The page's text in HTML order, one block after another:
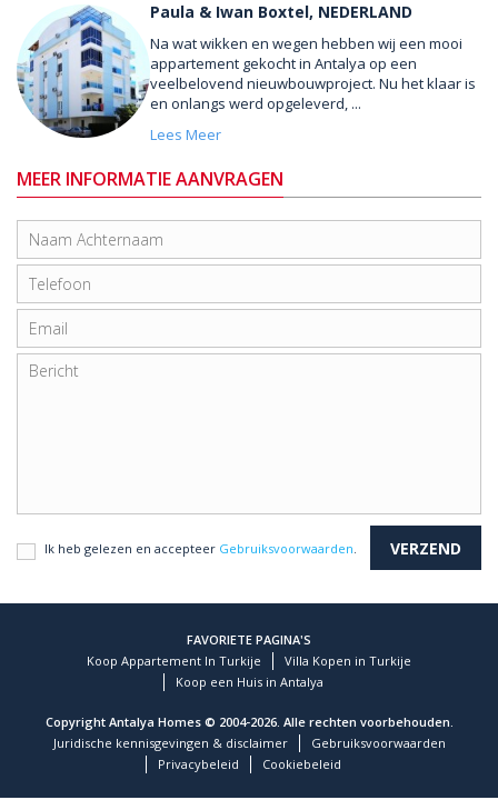
Paula & Iwan Boxtel, NEDERLAND
Na wat wikken en wegen hebben wij een mooi
appartement gekocht in Antalya op een
veelbelovend nieuwbouwproject. Nu het klaar is
en onlangs werd opgeleverd, ...
Lees Meer
MEER INFORMATIE AANVRAGEN
Ik heb gelezen en accepteer Gebruiksvoorwaarden
FAVORIETE PAGINA'S
Koop Appartement In Turkije
Villa Kopen in Turkije
Koop een Huis in Antalya
Copyright Antalya Homes © 2004-2026. Alle rechten voorbehouden.
Juridische kennisgevingen & disclaimer
Gebruiksvoorwaarden
Privacybeleid
Cookiebeleid